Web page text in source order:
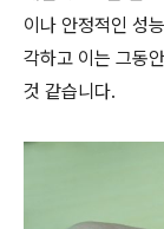
이나 안정적인 성
각하고 이는 그동
것 같습니다.